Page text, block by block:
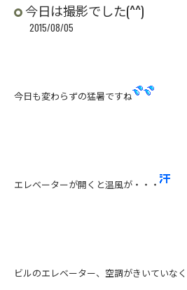
今日は撮影でした(^^)
2015/08/05
今日も変わらずの猛暑ですね
エレベーターが開くと温風が・・・
ビルのエレベーター、空調がきいていな